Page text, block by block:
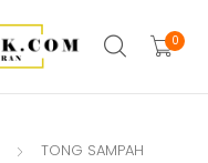
0
TONG SAMPAH